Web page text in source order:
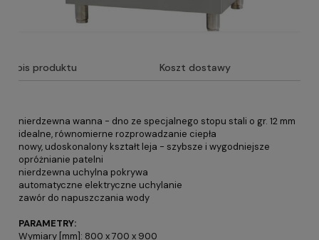
Opis produktu Koszt dostawy
nierdzewna wanna - dno ze specjalnego stopu stali o gr. 12 mm
idealne, równomierne rozprowadzanie ciepła
nowy, udoskonalony kształt leja - szybsze i wygodniejsze
opróżnianie patelni
nierdzewna uchylna pokrywa
automatyczne elektryczne uchylanie
zawór do napuszczania wody
PARAMETRY:
Wymiary [mm]: 800 x 700 x 900